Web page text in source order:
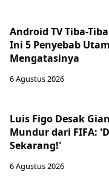
Android TV Tiba-
Ini 5 Penyebab
Mengatasinya
6 Agustus 2026
Luis Figo Desak
Mundur dari FIFA:
Sekarang!'
6 Agustus 2026